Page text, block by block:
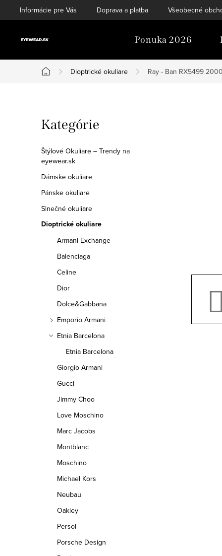
na
Informácie pre Vás Doprava a platba Všeobecné
Ponuka 2026
Domov
Dioptrické okuliare Ray - Ban RX5499
o
č
n
ý
p
a
Preskočiť
kategórie
Kategórie
Štýlové Okuliare – Trendy na
eyewear.sk
Dámske okuliare
Pánske okuliare
Slnečné okuliare
Dioptrické okuliare
Armani Exchange
Balenciaga
Celine
Dior
Dolce&Gabbana
Emporio Armani
Etnia Barcelona
Etnia Barcelona
Giorgio Armani
Gucci
Jimmy Choo
Love Moschino
Marc Jacobs
Montblanc
Moschino
Michael Kors
Neubau
Oakley
Persol
Porsche Design